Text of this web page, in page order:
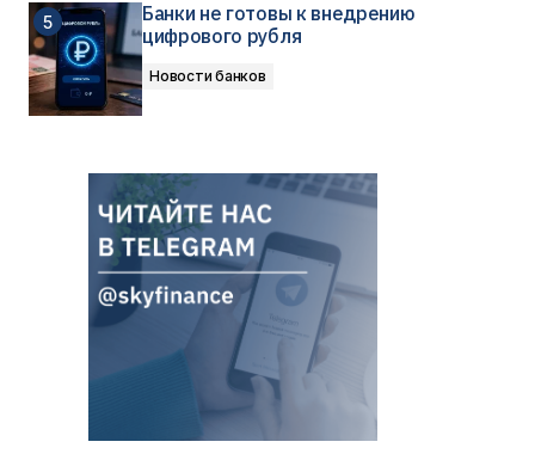
Банки не готовы к внедрению
цифрового рубля
Новости банков